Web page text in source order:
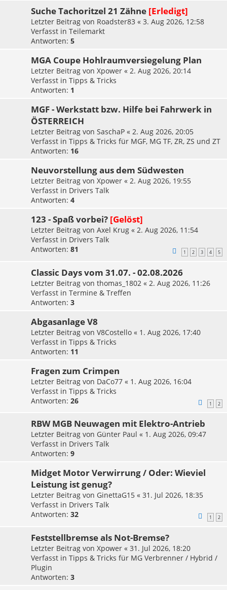
Suche Tachoritzel 21 Zähne [Erledigt]
Letzter Beitrag von Roadster83 « 3. Aug 2026, 12:58
Verfasst in Teilemarkt
Antworten: 5
MGA Coupe Hohlraumversiegelung Plan
Letzter Beitrag von Xpower « 2. Aug 2026, 20:14
Verfasst in Tipps & Tricks
Antworten: 1
MGF - Werkstatt bzw. Hilfe bei Fahrwerk in
ÖSTERREICH
Letzter Beitrag von SaschaP « 2. Aug 2026, 20:05
Verfasst in Tipps & Tricks für MGF, MG TF, ZR, ZS und ZT
Antworten: 16
Neuvorstellung aus dem Südwesten
Letzter Beitrag von Xpower « 2. Aug 2026, 19:55
Verfasst in Drivers Talk
Antworten: 4
123 - Spaß vorbei? [Gelöst]
Letzter Beitrag von Axel Krug « 2. Aug 2026, 11:54
Verfasst in Drivers Talk
Antworten: 81 1 2 3 4 5
Classic Days vom 31.07. - 02.08.2026
Letzter Beitrag von thomas_1802 « 2. Aug 2026, 11:26
Verfasst in Termine & Treffen
Antworten: 3
Abgasanlage V8
Letzter Beitrag von V8Costello « 1. Aug 2026, 17:40
Verfasst in Tipps & Tricks
Antworten: 11
Fragen zum Crimpen
Letzter Beitrag von DaCo77 « 1. Aug 2026, 16:04
Verfasst in Tipps & Tricks
Antworten: 26 1 2
RBW MGB Neuwagen mit Elektro-Antrieb
Letzter Beitrag von Günter Paul « 1. Aug 2026, 09:47
Verfasst in Drivers Talk
Antworten: 9
Midget Motor Verwirrung / Oder: Wieviel
Leistung ist genug?
Letzter Beitrag von GinettaG15 « 31. Jul 2026, 18:35
Verfasst in Drivers Talk
Antworten: 32 1 2
Feststellbremse als Not-Bremse?
Letzter Beitrag von Xpower « 31. Jul 2026, 18:20
Verfasst in Tipps & Tricks für MG Verbrenner / Hybrid /
Plugin
Antworten: 3